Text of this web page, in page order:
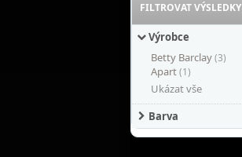
FILTROVAT VÝSLEDKY
Výrobce
Betty Barclay (3)
Apart (1)
Ukázat vše
Barva